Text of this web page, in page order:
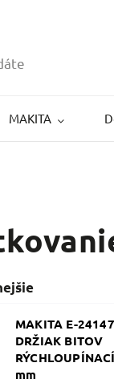
MAKITA
MAKITA E-24147
DRŽIAK BITOV
mm